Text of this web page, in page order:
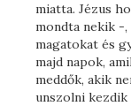
miatta. Jézus
mondta nekik -,
magatokat és
majd napok,
meddők, akik
unszolni kezdik